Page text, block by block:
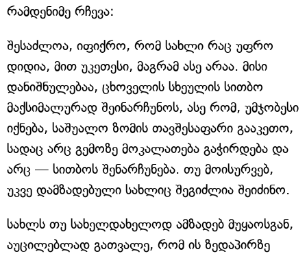
რამდენიმე რჩევა:
შესაძლოა, იფიქრო, რომ სახლი რაც უფრო
დიდია, მით უკეთესი, მაგრამ ასე არაა. მისი
დანიშნულებაა, ცხოველის სხეულის სითბო
მაქსიმალურად შეინარჩუნოს, ასე რომ, უმჯობესი
იქნება, საშუალო ზომის თავშესაფარი გააკეთო,
სადაც არც გემოზე მოკალათება გაჭირდება და
არც — სითბოს შენარჩუნება. თუ მოისურვებ,
უკვე დამზადებული სახლიც შეგიძლია შეიძინო.
სახლს თუ სახელდახელოდ ამზადებ მუყაოსგან,
აუცილებლად გათვალე, რომ ის ზედაპირზე